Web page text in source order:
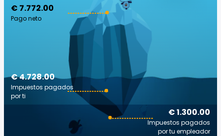
€ 7.772.00
Pago neto
€ 1.300.00
Impuestos pagados
por tu empleador
€ 4.728.00
Impuestos pagados
por ti